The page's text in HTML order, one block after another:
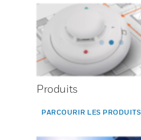
Produits
PARCOURIR LES PRODUITS